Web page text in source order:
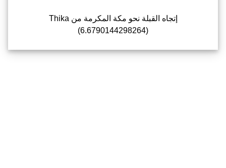
إتجاه القبلة نحو مكة المكرمة من Thika
(6.6790144298264)